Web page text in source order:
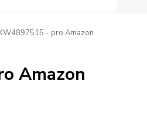
- pro Amazon
Amazon